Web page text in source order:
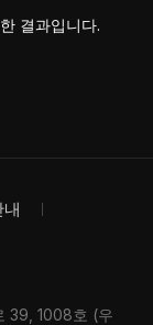
결과입니다.
39, 1008호 (우